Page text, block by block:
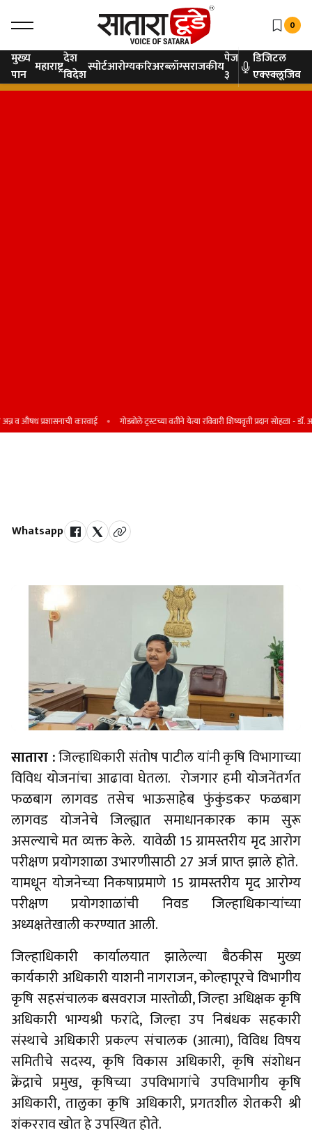
0
मुख्य
पान महाराष्ट्रदेश
विदेशस्पोर्टआरोग्यकरिअरब्लॉग्सराजकीयपेज
३
डिजिटल
एक्स्क्लूजिव
औषध प्रशासनाची कारवाई गोडबोले ट्रस्टच्या वतीने येत्या रविवारी शिष्यवृत्ती प्रदान सोहळा - डाॅ.
Whatsapp
सातारा :जिल्हाधिकारी संतोष पाटील यांनी कृषि विभागाच्या
विविध योजनांचा आढावा घेतला. रोजगार हमी योजनेंतर्गत
फळबाग लागवड तसेच भाऊसाहेब फुंकुंडकर फळबाग
लागवड योजनेचे जिल्ह्यात समाधानकारक काम सुरू
असल्याचे मत व्यक्त केले. यावेळी 15 ग्रामस्तरीय मृद आरोग
परीक्षण प्रयोगशाळा उभारणीसाठी 27 अर्ज प्राप्त झाले होते.
यामधून योजनेच्या निकषाप्रमाणे 15 ग्रामस्तरीय मृद आरोग्य
परीक्षण प्रयोगशाळांची निवड जिल्हाधिकाऱ्यांच्या
अध्यक्षतेखाली करण्यात आली.
जिल्हाधिकारी कार्यालयात झालेल्या बैठकीस मुख्य
कार्यकारी अधिकारी याशनी नागराजन, कोल्हापूरचे विभागीय
कृषि सहसंचालक बसवराज मास्तोळी, जिल्हा अधिक्षक कृषि
अधिकारी भाग्यश्री फरांदे, जिल्हा उप निबंधक सहकारी
संस्थाचे अधिकारी प्रकल्प संचालक (आत्मा), विविध विषय
समितीचे सदस्य, कृषि विकास अधिकारी, कृषि संशोधन
क्रेंद्राचे प्रमुख, कृषिच्या उपविभागांचे उपविभागीय कृषि
अधिकारी, तालुका कृषि अधिकारी, प्रगतशील शेतकरी श्री
शंकरराव खोत हे उपस्थित होते.